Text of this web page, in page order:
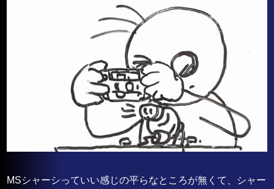
MSシャーシっていい感じの平らなところが無くて、シャー